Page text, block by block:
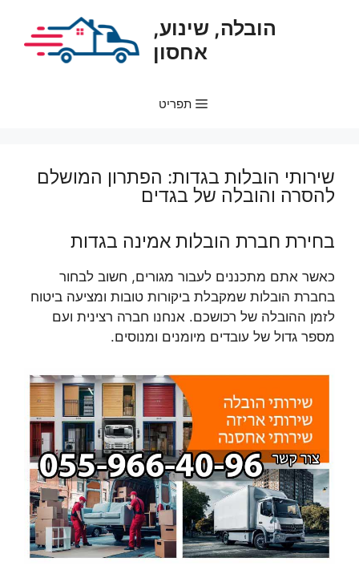
הובלה, שינוע,
אחסון
תפריט
שירותי הובלות בגדות: הפתרון המושלם
להסרה והובלה של בגדים
בחירת חברת הובלות אמינה בגדות
כאשר אתם מתכננים לעבור מגורים, חשוב לבחור
בחברת הובלות שמקבלת ביקורות טובות ומציעה ביטוח
לזמן ההובלה של רכושכם. אנחנו חברה רצינית ועם
מספר גדול של עובדים מיומנים ומנוסים.